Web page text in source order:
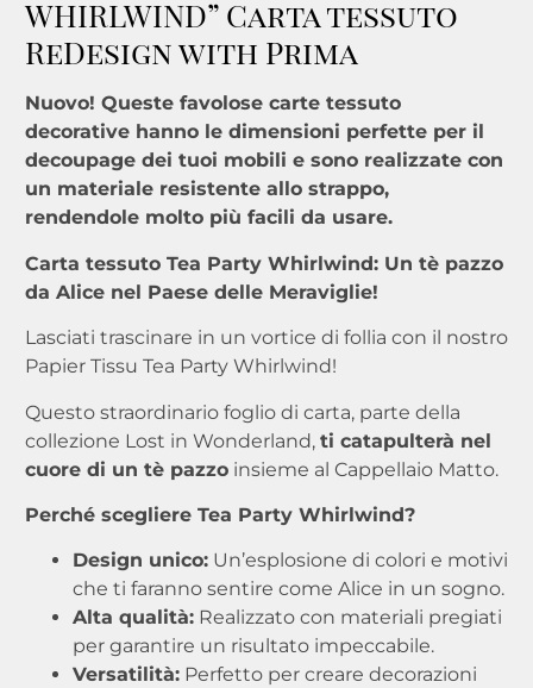
WHIRLWIND” Carta tessuto
ReDesign with Prima
Nuovo! Queste favolose carte tessuto
decorative hanno le dimensioni perfette per il
decoupage dei tuoi mobili e sono realizzate con
un materiale resistente allo strappo,
rendendole molto più facili da usare.
Carta tessuto Tea Party Whirlwind: Un tè pazzo
da Alice nel Paese delle Meraviglie!
Lasciati trascinare in un vortice di follia con il nostro
Papier Tissu Tea Party Whirlwind!
Questo straordinario foglio di carta, parte della
collezione Lost in Wonderland, ti catapulterà nel
cuore di un tè pazzoinsieme al Cappellaio Matto.
Perché scegliere Tea Party Whirlwind?
Design unico:Un’esplosione di colori e motivi
che ti faranno sentire come Alice in un sogno.
Alta qualità:Realizzato con materiali pregiati
per garantire un risultato impeccabile.
Versatilità:Perfetto per creare decorazioni